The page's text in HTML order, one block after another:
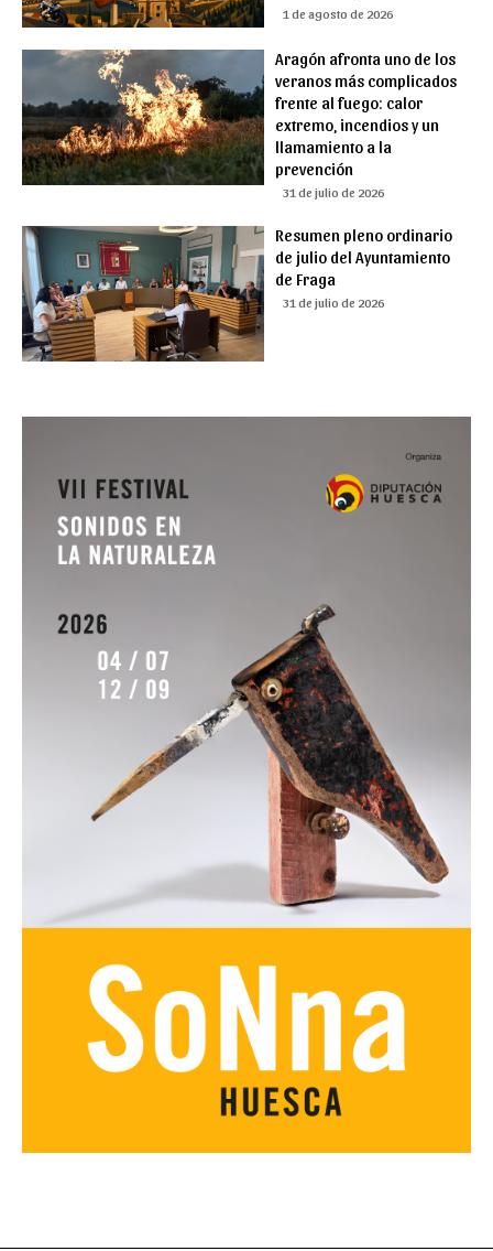
1 de agosto de 2026
Aragón afronta uno de los
veranos más complicados
frente al fuego: calor
extremo, incendios y un
llamamiento a la
prevención
31 de julio de 2026
Resumen pleno ordinario
de julio del Ayuntamiento
de Fraga
31 de julio de 2026